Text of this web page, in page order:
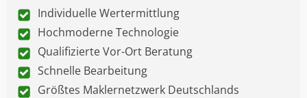
Individuelle Wertermittlung
Hochmoderne Technologie
Qualifizierte Vor-Ort Beratung
Schnelle Bearbeitung
Größtes Maklernetzwerk Deutschlands